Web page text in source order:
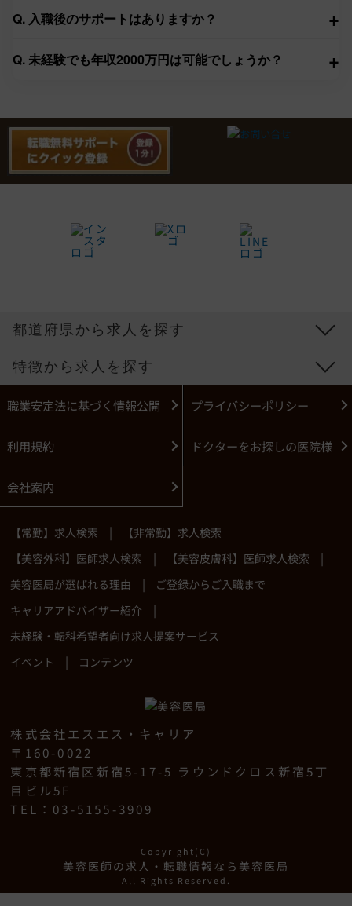
Q. 入職後のサポートはありますか？ +
Q. 未経験でも年収2000万円は可能でしょうか？ +
都道府県から求人を探す
特徴から求人を探す
職業安定法に基づく情報公開 プライバシーポリシー
利用規約 ドクターをお探しの医院様
会社案内
【常勤】求人検索 |
【非常勤】求人検索
【美容外科】医師求人検索
| 【美容皮膚科】医師求人検索 |
美容医局が選ばれる理由 |
ご登録からご入職まで
キャリアアドバイザー紹介
|
未経験・転科希望者向け求人提案サービス
イベント
| コンテンツ
株式会社エスエス・キャリア
〒160-0022
東京都新宿区新宿5-17-5 ラウンドクロス新宿5丁
目ビル5F
TEL：03-5155-3909
Copyright(C)
美容医師の求人・転職情報なら美容医局
All Rights Reserved.